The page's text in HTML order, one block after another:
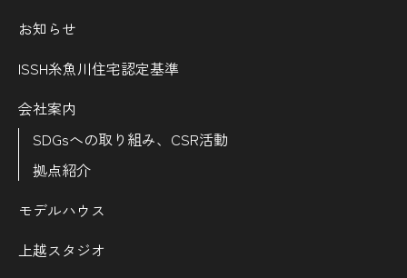
お知らせ
ISSH糸魚川住宅認定基準
会社案内
SDGsへの取り組み、CSR活動
拠点紹介
モデルハウス
上越スタジオ